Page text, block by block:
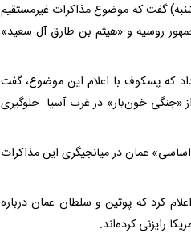
گفت که موضوع مذاکرات غیرمستقیم
روسیه و «هیثم بن طارق آل سعید»
که پسکوف با اعلام این موضوع، گفت
«جنگی خون‌بار» در غرب آسیا جلوگیری
عمان در میانجیگری این مذاکرات
کرد که پوتین و سلطان عمان درباره
رایزنی کرده‌اند.